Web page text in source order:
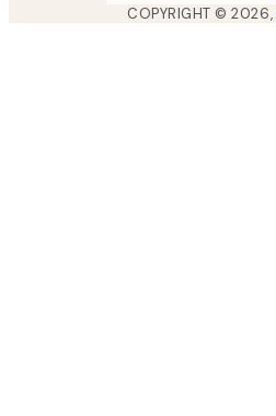
COPYRIGHT ©2026,